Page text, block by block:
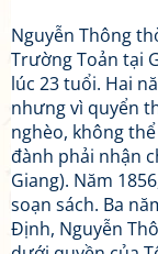
Nguyễn Thông
Trường Toản tại
lúc 23 tuổi. Hai
nhưng vì quyển
nghèo, không
đành phải nhận
Giang). Năm
soạn sách. Ba
Định, Nguyễn